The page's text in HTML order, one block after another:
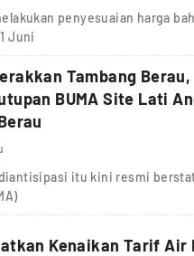
penyesuaian harga
Juni
Tambang
BUMA Site Lati
diantisipasi itu kini resmi
Kenaikan Tarif Air